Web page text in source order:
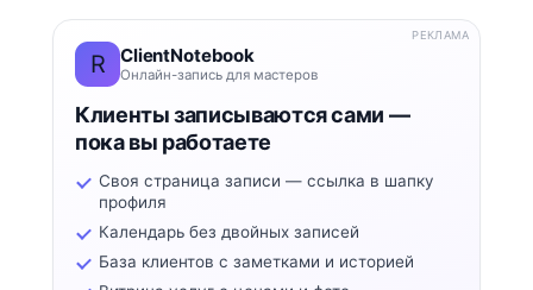
R ClientNotebook
Онлайн-запись для мастеров
Клиенты записываются сами —
пока вы работаете
Своя страница записи — ссылка в шапку
профиля
Календарь без двойных записей
База клиентов с заметками и историей
РЕКЛАМА